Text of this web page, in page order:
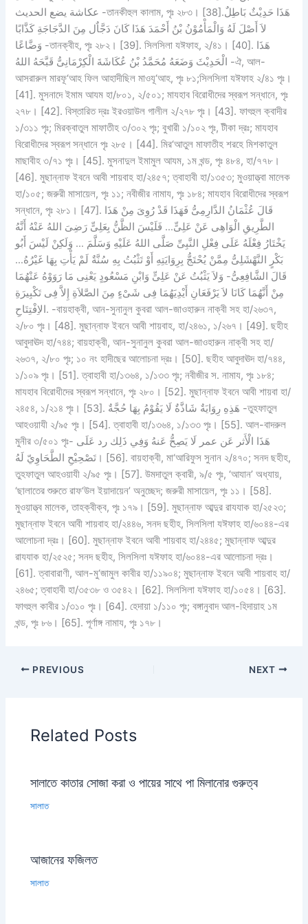
عكاشة يضع الحديث -তানকীহুল কালাম, পৃঃ ২৮৩। [38].هَذَا حَدِيْثٌ بَاطِلٌ
لاَ أَصْلَ لَهُ وَالْمَأْمُوْنُ بْنُ أَحْمَدَ هَذَا كَانَ دَجَّاٌل مِنَ الدَّجَاجَةِ كَذَّابًا
وَضَّاعًا -তানক্বীহ, পৃঃ ২৮২। [39]. সিলসিলা যঈফাহ, ২/৪১। [40]. هَذَا
الْحَدِيْثَ وَضَعَهُ مُحَمَّدُ بْنُ عُكَاشَةَ الْكِرْمَانِىُّ قَبَّحَهُ اللهُ -ঐ, আল-
আসরারুল মারফূ‘আহ ফিল আহাদীছিল মাওযূ‘আহ, পৃঃ ৮১;সিলসিলা যঈফাহ ২/৪১ পৃঃ।
[41]. মুসনাদে ইমাম আযম হা/৮০১, ২/৫০১; মাযহাব বিরোধীদের স্বরূপ সন্ধানে, পৃঃ
২৭৮। [42]. বিস্তারিত দ্রঃ ইরওয়াউল গালীল ২/২৭৮ পৃঃ। [43]. ফাৎহুল ক্বাদীর
১/৩১১ পৃঃ; মিরক্বাতুল মাফাতীহ ৩/৩০২ পৃঃ; বুখারী ১/১০২ পৃঃ, টীকা দ্রঃ; মাযহাব
বিরোধীদের স্বরূপ সন্ধানে পৃঃ ২৮৫। [44]. মির‘আতুল মাফাতীহ শরহে মিশকাতুল
মাছাবীহ ৩/৭১ পৃঃ। [45]. মুসনাদুল ইমামুল আযম, ১ম খন্ড, পৃঃ ৪৮৪, হা/৭৭৮।
[46]. মুছান্নাফ ইবনে আবী শায়বাহ হা/২৪৫৭; ত্বাহাবী হা/১৩৫৩; মুওয়াত্ত্বা মালেক
হা/১০৫; জরুরী মাসায়েল, পৃঃ ১১; নবীজীর নামায, পৃঃ ১৮৪; মাযহাব বিরোধীদের স্বরূপ
সন্ধানে, পৃঃ ২৮১। [47]. قَالَ عُثْمَانُ الدَّارِمِىُّ فَهَذَا قَدْ رُوِىَ مِنْ هَذَا
الطَّرِيقِ الْوَاهِى عَنْ عَلِىٍّ… فَلَيْسَ الظَّنُّ بِعَلِىٍّ رَضِىَ اللهُ عَنْهُ أَنَّهُ
يَخْتَارُ فِعْلَهُ عَلَى فِعْلِ النَّبِىِّ صَلَّى اللهُ عَلَيْهِ وَسَلَّمَ … وَلَكِنْ لَيْسَ أَبُو
بَكْرٍ النَّهْشَلِىُّ مِمَّنْ يُحْتَجُّ بِرِوَايَتِهِ أَوْ تَثْبُتُ بِهِ سُنَّةٌ لَمْ يَأْتِ بِهَا غَيْرُهُ…
قَالَ الشَّافِعِىُّ- وَلاَ يَثْبُتُ عَنْ عَلِىٍّ وَابْنِ مَسْعُودٍ يَعْنِى مَا رَوَوْهُ عَنْهُمَا
مِنْ أَنَّهُمَا كَانَا لاَ يَرْفَعَانِ أَيْدِيَهُمَا فِى شَىْءٍ مِنَ الصَّلاَةِ إِلاَّ فِى تَكْبِيرَةِ
الاِفْتِتَاحِ. -বায়হাক্বী, আন-সুনানুল কুবরা আল-জাওহারুন নাক্বী সহ হা/২৬৩৭,
২/৮০ পৃঃ। [48]. মুছান্নাফ ইবনে আবী শায়বাহ, হা/২৪৬১, ১/২৬৭। [49]. ছহীহ
আবুদাঊদ হা/৭৪৪; বায়হাক্বী, আন-সুনানুল কুবরা আল-জাওহারুন নাক্বী সহ হা/
২৬৩৭, ২/৮০ পৃঃ; ১০ নং হাদীছের আলোচনা দ্রঃ। [50]. ছহীহ আবুদাঊদ হা/৭৪৪,
১/১০৯ পৃঃ। [51]. ত্বাহাবী হা/১৩৬৪, ১/১৩৩ পৃঃ; নবীজীর স. নামায, পৃঃ ১৮৪;
মাযহাব বিরোধীদের স্বরূপ সন্ধানে, পৃঃ ২৮০। [52]. মুছান্নাফ ইবনে আবী শায়বা হা/
২৪৫৪, ১/২১৪ পৃঃ। [53]. هَذِهِ رِوَايَةٌ شَاذَّةٌ لَا يَقُوْمُ بِهَا حُجَّةٌ -তুহফাতুল
আহওয়াযী ২/৯৫ পৃঃ। [54]. ত্বাহাবী হা/১৩৬৪, ১/১৩৩ পৃঃ। [55]. আল-বাদরুল
মুনীর ৩/৫০১ পৃঃ- هَذَا الْأَثر عَن عمر لَا يَصِحُّ عَنهُ وَفِي ذَلِك رد عَلَى
تَصْحِيْحِ الطَّحَاوِيّ لَهُ। [56]. বায়হাক্বী, মা‘আরিফুস সুনান ২/৪৭০; সনদ ছহীহ,
তুহফাতুল আহওয়াযী ২/৯৫ পৃঃ। [57]. উমদাতুল ক্বারী, ৯/৫ পৃঃ, ‘আযান’ অধ্যায়,
‘ছালাতের শুরুতে রাফ‘উল ইয়াদায়েন’ অনুচ্ছেদ; জরুরী মাসায়েল, পৃঃ ১১। [58].
মুওয়াত্ত্ব মালেক, তাহক্বীক্ব, পৃঃ ১৭৯। [59]. মুছান্নাফ আব্দুর রাযযাক হা/২৫২৩;
মুছান্নাফ ইবনে আবী শায়বাহ হা/২৪৪৬, সনদ ছহীহ, সিলসিলা যঈফাহ হা/৬০৪৪-এর
আলোচনা দ্রঃ। [60]. মুছান্নাফ ইবনে আবী শায়বাহ হা/২৪৪৫; মুছান্নাফ আব্দুর
রাযযাক হা/২৫২৫; সনদ ছহীহ, সিলসিলা যঈফাহ হা/৬০৪৪-এর আলোচনা দ্রঃ।
[61]. ত্বাবারাণী, আল-মু‘জামুল কাবীর হা/১১৯০৪; মুছান্নাফ ইবনে আবী শায়বাহ হা/
২৪৬৫; ত্বাহাবী হা/৩৫৩৮ ও ৩৫৪২। [62]. সিলসিলা যঈফাহ হা/১০৫৪। [63].
ফাৎহুল কাবীর ১/৩১০ পৃঃ। [64]. হেদায়া ১/১১০ পৃঃ; বঙ্গানুবাদ আল-হিদায়াহ ১ম
খন্ড, পৃঃ ৮৬। [65]. পূর্ণাঙ্গ নামায, পৃঃ ১৭৮।
PREVIOUS NEXT
Related Posts
সালাতে কাতার সোজা করা ও পায়ের সাথে পা মিলানোর গুরুত্ব
সালাত
আজানের ফজিলত
সালাত